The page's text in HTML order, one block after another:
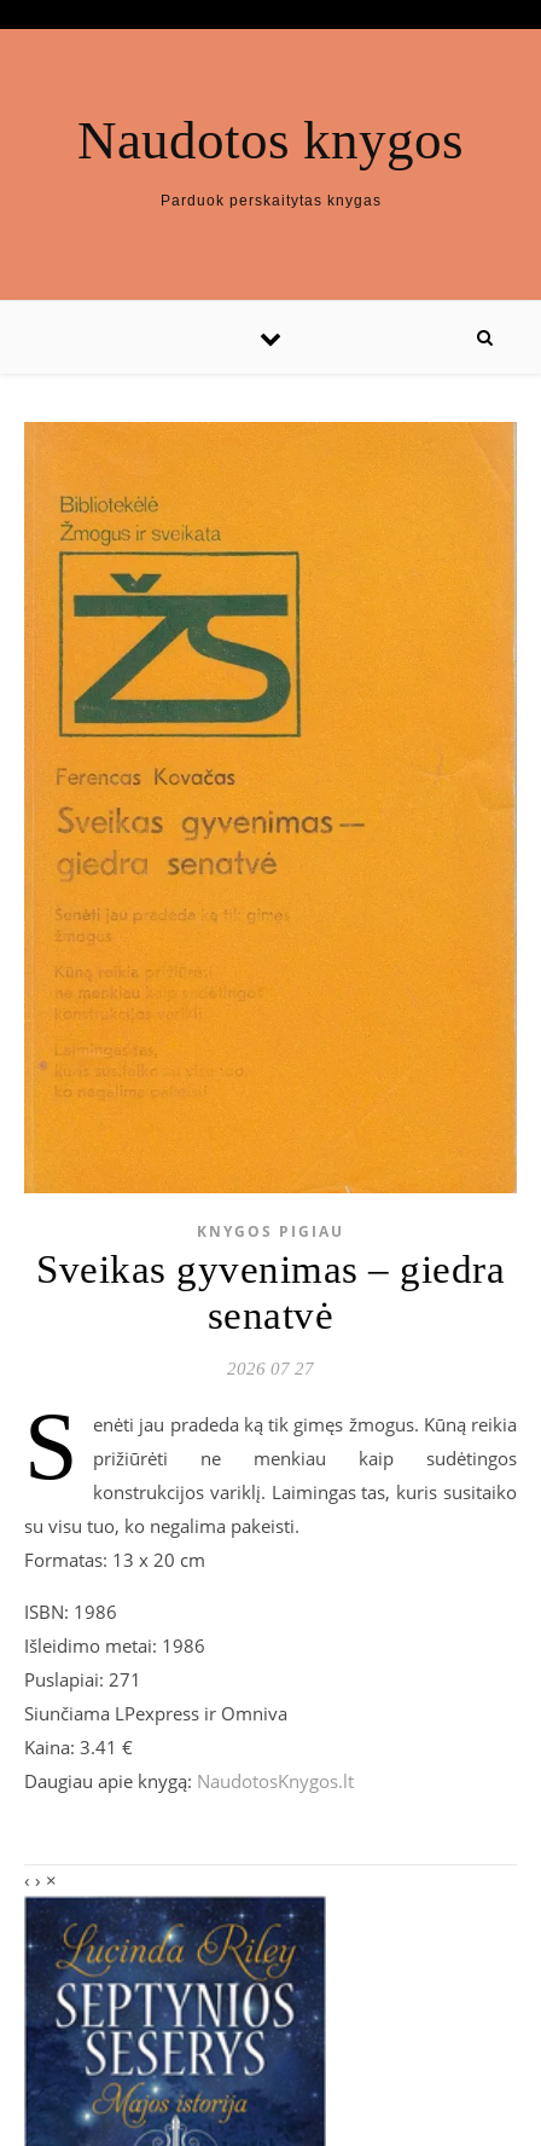
Naudotos knygos
Parduok perskaitytas knygas
KNYGOS PIGIAU
Sveikas gyvenimas – giedra
senatvė
2026 07 27
S
enėti jau pradeda ką tik gimęs žmogus. Kūną reikia
prižiūrėti ne menkiau kaip sudėtingos
konstrukcijos variklį. Laimingas tas, kuris susitaiko
su visu tuo, ko negalima pakeisti.
Formatas: 13 x 20 cm
ISBN: 1986
Išleidimo metai: 1986
Puslapiai: 271
Siunčiama LPexpress ir Omniva
Kaina: 3.41 €
Daugiau apie knygą: NaudotosKnygos.lt
‹ › ×